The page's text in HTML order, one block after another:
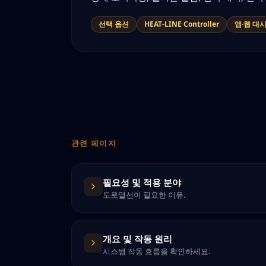
선택 옵션 HEAT-LINE Controller 앱·웹 대
관련 페이지
필요성 및 적용 분야
도로열선이 필요한 이유.
개요 및 작동 원리
시스템 작동 흐름을 확인하세요.